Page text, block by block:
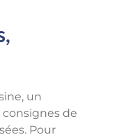
un
de
Pour